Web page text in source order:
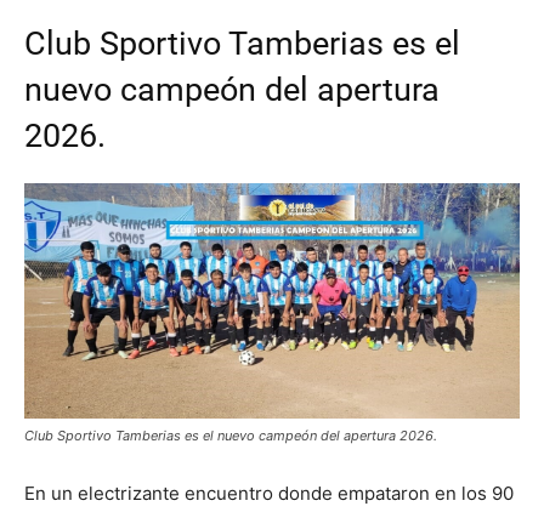
CALINGASTA
Club Sportivo Tamberias es el
nuevo campeón del apertura
2026.
Club Sportivo Tamberias es el nuevo campeón del apertura 2026.
En un electrizante encuentro donde empataron en los 90